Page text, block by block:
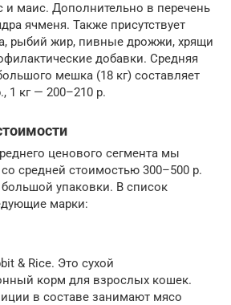
и маис. Дополнительно в перечень
ячменя. Также присутствует
рыбий жир, пивные дрожжи, хрящи
добавки. Средняя
мешка (18 кг) составляет
1 кг — 200–210 р.
ценового сегмента мы
средней стоимостью 300–500 р.
большой упаковки. В список
марки:
& Rice. Это сухой
корм для взрослых кошек.
в составе занимают мясо